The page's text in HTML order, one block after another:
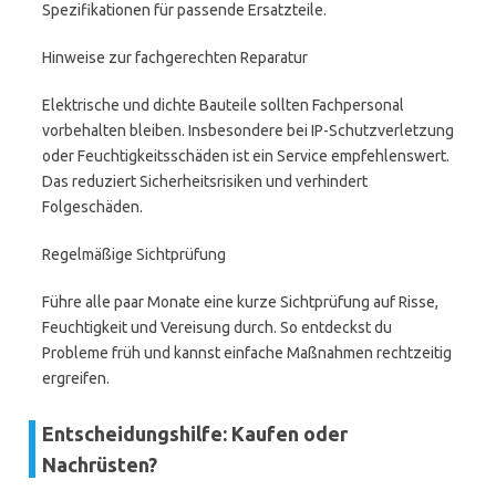
Spezifikationen für passende Ersatzteile.
Hinweise zur fachgerechten Reparatur
Elektrische und dichte Bauteile sollten Fachpersonal
vorbehalten bleiben. Insbesondere bei IP-Schutzverletzung
oder Feuchtigkeitsschäden ist ein Service empfehlenswert.
Das reduziert Sicherheitsrisiken und verhindert
Folgeschäden.
Regelmäßige Sichtprüfung
Führe alle paar Monate eine kurze Sichtprüfung auf Risse,
Feuchtigkeit und Vereisung durch. So entdeckst du
Probleme früh und kannst einfache Maßnahmen rechtzeitig
ergreifen.
Entscheidungshilfe: Kaufen oder
Nachrüsten?